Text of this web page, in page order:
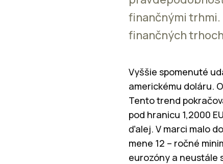
finančnými trhmi.
finančných
Vyššie spomenuté
americkému doláru.
Tento trend
pod hranicu 1,2000
ďalej. V marci malo
mene 12 – ročné
eurozóny a neustále